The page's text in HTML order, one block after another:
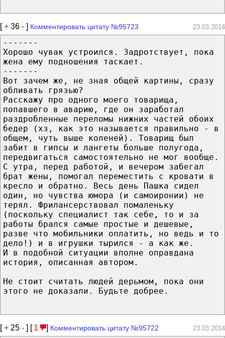
[+ 36 - ] Комментировать цитату №95723 23.03.2014
-------
Хорошо чувак устроился. Задротствует, пока
жена ему подношения таскает.
-------
Вот зачем же, не зная общей картины, сразу
обливать грязью?
Расскажу про одного моего товарища,
попавшего в аварию, где он заработал
раздробленные переломы нижних частей обоих
бедер (хз, как это называется правильно - в
общем, чуть выше коленей). Товарищ был
забит в гипсы и лангеты больше полугода,
передвигаться самостоятельно не мог вообще.
С утра, перед работой, и вечером забегал
брат жены, помогал переместить с кровати в
кресло и обратно. Весь день Пашка сидел
один, но чувства юмора (и самоиронии) не
терял. Фрилансерствовал помаленьку
(поскольку специалист так себе, то и за
работы брался самые простые и дешевые,
разве что мобильники оплатить, но ведь и то
дело!) и в игрушки тырился - а как же.
И в подобной ситуации вполне оправдана
история, описанная автором.
Не стоит считать людей дерьмом, пока они
этого не доказали. Будьте добрее.
[+ 25 - ] [ 1 ] Комментировать цитату №95722 23.03.2014